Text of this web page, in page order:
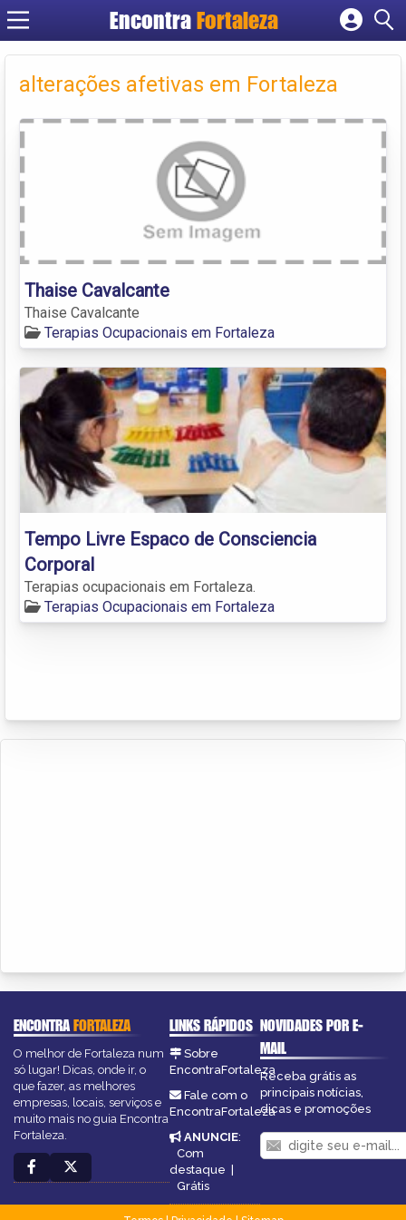
EncontraFortaleza
Cadastrar empresa
Criar conta
alterações afetivas em Fortaleza
Thaise Cavalcante
Thaise Cavalcante
Terapias Ocupacionais em Fortaleza
Tempo Livre Espaco de Consciencia
Corporal
Terapias ocupacionais em Fortaleza.
Terapias Ocupacionais em Fortaleza
ENCONTRAFORTALEZA
O melhor de Fortaleza num
só lugar! Dicas, onde ir, o
que fazer, as melhores
empresas, locais, serviços e
muito mais no guia Encontra
Fortaleza.
LINKS RÁPIDOS
Sobre
EncontraFortaleza
Fale com o
EncontraFortaleza
ANUNCIE:
Com
destaque |
Grátis
NOVIDADES POR E-
MAIL
Receba grátis as
principais notícias,
dicas e promoções